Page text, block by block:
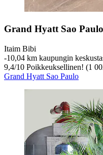
Grand Hyatt Sao Paulo
Itaim Bibi
‐10,04 km kaupungin
9,4/10 Poikkeuksellinen! (1
Grand Hyatt Sao Paulo